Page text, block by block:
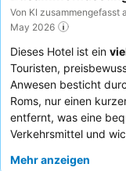
Von KI zusammengefasst
May 2026
Dieses Hotel ist ein
Touristen,
Anwesen besticht
Roms, nur einen
entfernt, was eine
Verkehrsmittel und
die den Gästen die
Mehr anzeigen